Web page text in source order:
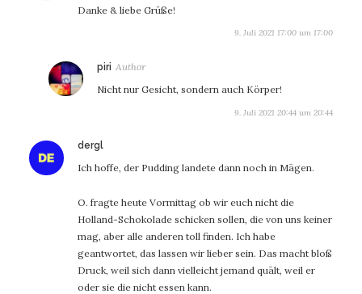
Danke & liebe Grüße!
9. Juli 2021 17:00 um 17:00
piri sagt:
Nicht nur Gesicht, sondern auch Körper!
9. Juli 2021 20:44 um 20:44
derglsagt:
Ich hoffe, der Pudding landete dann noch in Mägen.
O. fragte heute Vormittag ob wir euch nicht die
Holland-Schokolade schicken sollen, die von uns keiner
mag, aber alle anderen toll finden. Ich habe
geantwortet, das lassen wir lieber sein. Das macht bloß
Druck, weil sich dann vielleicht jemand quält, weil er
oder sie die nicht essen kann.